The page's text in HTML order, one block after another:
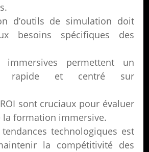
d’outils de simulation doit
besoins spécifiques des
immersives permettent un
rapide et centré sur
sont cruciaux pour évaluer
la formation immersive.
technologiques est
la compétitivité des